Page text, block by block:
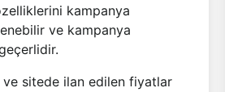
kampanya
ve kampanya
ve sitede ilan edilen fiyatlar